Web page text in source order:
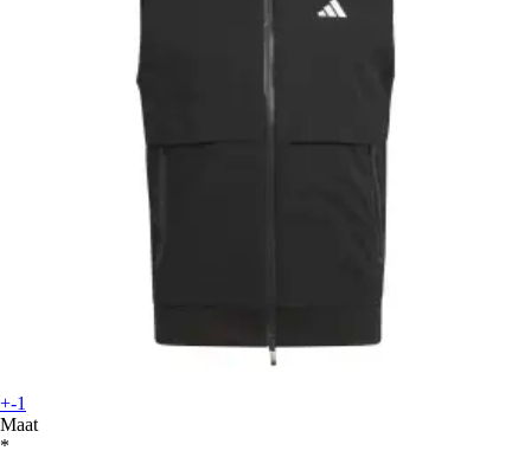
+-1
Maat
*